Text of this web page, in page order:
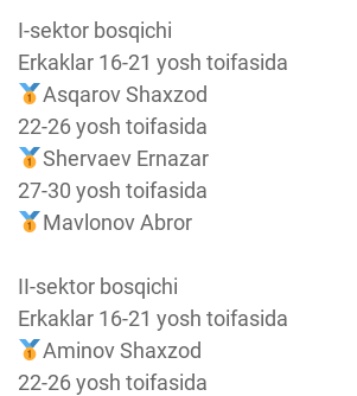
I-sektor bosqichi
Erkaklar 16-21 yosh toifasida
Asqarov Shaxzod
22-26 yosh toifasida
Shervaev Ernazar
27-30 yosh toifasida
Mavlonov Abror
II-sektor bosqichi
Erkaklar 16-21 yosh toifasida
Aminov Shaxzod
22-26 yosh toifasida